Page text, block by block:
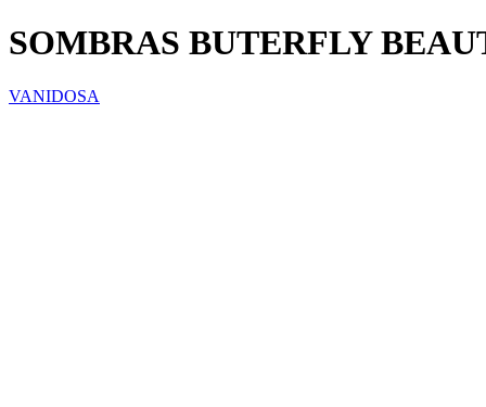
SOMBRAS BUTERFLY
VANIDOSA